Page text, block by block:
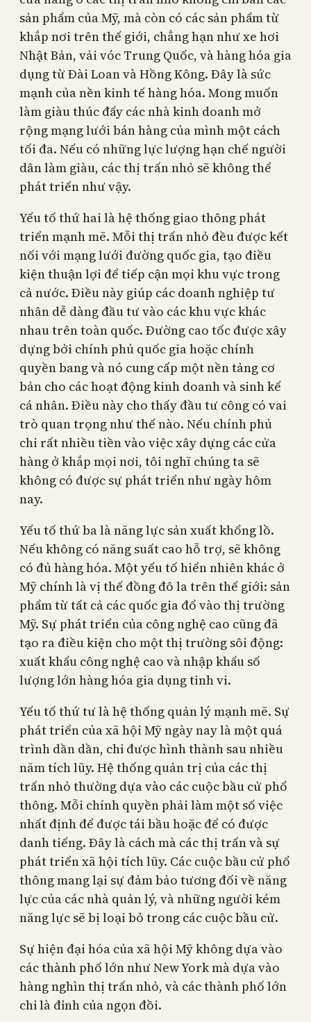
sản phẩm của Mỹ, mà còn có các sản phẩm từ
khắp nơi trên thế giới, chẳng hạn như xe hơi
Nhật Bản, vải vóc Trung Quốc, và hàng hóa gia
dụng từ Đài Loan và Hồng Kông. Đây là sức
mạnh của nền kinh tế hàng hóa. Mong muốn
làm giàu thúc đẩy các nhà kinh doanh mở
rộng mạng lưới bán hàng của mình một cách
tối đa. Nếu có những lực lượng hạn chế người
dân làm giàu, các thị trấn nhỏ sẽ không thể
phát triển như vậy.
Yếu tố thứ hai là hệ thống giao thông phát
triển mạnh mẽ. Mỗi thị trấn nhỏ đều được kết
nối với mạng lưới đường quốc gia, tạo điều
kiện thuận lợi để tiếp cận mọi khu vực trong
cả nước. Điều này giúp các doanh nghiệp tư
nhân dễ dàng đầu tư vào các khu vực khác
nhau trên toàn quốc. Đường cao tốc được xây
dựng bởi chính phủ quốc gia hoặc chính
quyền bang và nó cung cấp một nền tảng cơ
bản cho các hoạt động kinh doanh và sinh kế
cá nhân. Điều này cho thấy đầu tư công có vai
trò quan trọng như thế nào. Nếu chính phủ
chi rất nhiều tiền vào việc xây dựng các cửa
hàng ở khắp mọi nơi, tôi nghĩ chúng ta sẽ
không có được sự phát triển như ngày hôm
nay.
Yếu tố thứ ba là năng lực sản xuất khổng lồ.
Nếu không có năng suất cao hỗ trợ, sẽ không
có đủ hàng hóa. Một yếu tố hiển nhiên khác ở
Mỹ chính là vị thế đồng đô la trên thế giới: sản
phẩm từ tất cả các quốc gia đổ vào thị trường
Mỹ. Sự phát triển của công nghệ cao cũng đã
tạo ra điều kiện cho một thị trường sôi động:
xuất khẩu công nghệ cao và nhập khẩu số
lượng lớn hàng hóa gia dụng tinh vi.
Yếu tố thứ tư là hệ thống quản lý mạnh mẽ. Sự
phát triển của xã hội Mỹ ngày nay là một quá
trình dần dần, chỉ được hình thành sau nhiều
năm tích lũy. Hệ thống quản trị của các thị
trấn nhỏ thường dựa vào các cuộc bầu cử phổ
thông. Mỗi chính quyền phải làm một số việc
nhất định để được tái bầu hoặc để có được
danh tiếng. Đây là cách mà các thị trấn và sự
phát triển xã hội tích lũy. Các cuộc bầu cử phổ
thông mang lại sự đảm bảo tương đối về năng
lực của các nhà quản lý, và những người kém
năng lực sẽ bị loại bỏ trong các cuộc bầu cử.
Sự hiện đại hóa của xã hội Mỹ không dựa vào
các thành phố lớn như New York mà dựa vào
hàng nghìn thị trấn nhỏ, và các thành phố lớn
chỉ là đỉnh của ngọn đồi.